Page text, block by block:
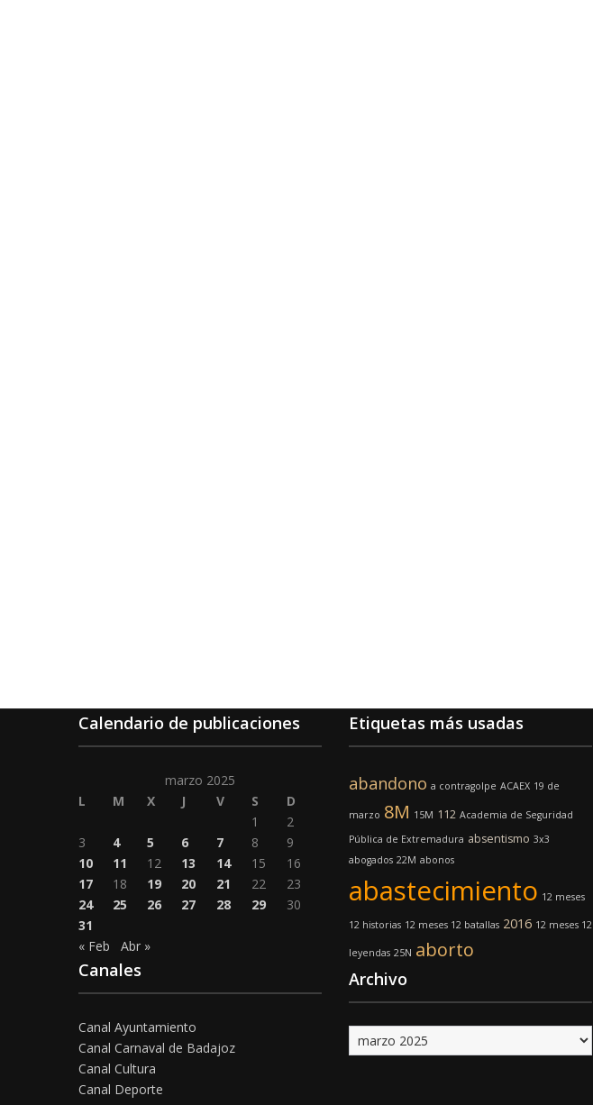
Calendario de publicaciones
marzo 2025
L
M X J V S
D
1
2
3
4 5 6 7 8
9
10
11 12 13 14 15
16
17
18 19 20 21 22
23
24
25 26 27 28 29
30
31
« Feb
Abr »
Canales
Canal Ayuntamiento
Canal Carnaval de Badajoz
Canal Cultura
Canal Deporte
Etiquetas más usadas
abandono a contragolpe ACAEX 19 de
marzo 8M 15M 112 Academia de Seguridad
Pública de Extremadura absentismo 3x3
abogados 22M abonos
abastecimiento 12 meses
12 historias 12 meses 12 batallas 2016 12 meses 12
leyendas 25N aborto
Archivo
Archivo